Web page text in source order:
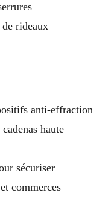
de rideaux
anti-effraction
haute
sécuriser
commerces